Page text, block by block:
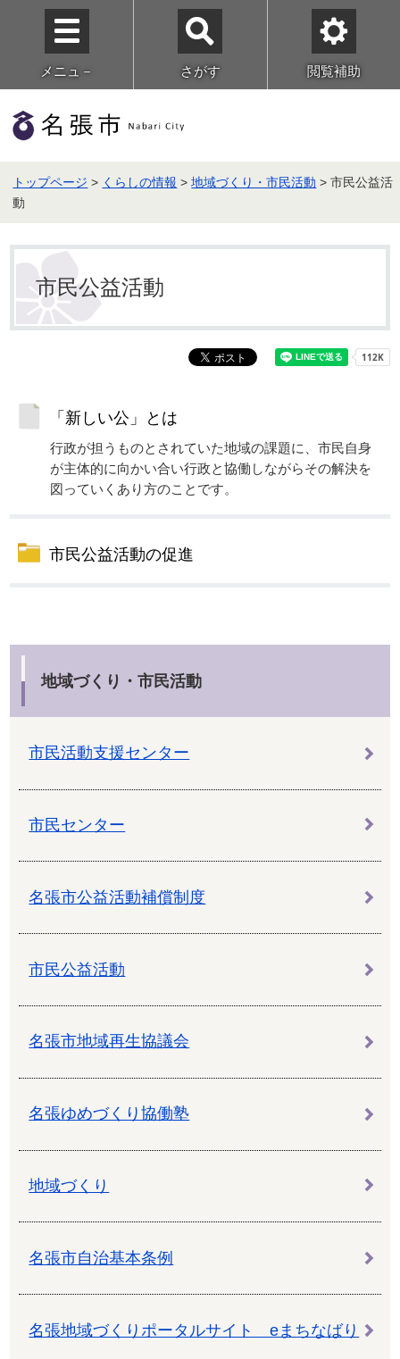
メニュ－ さがす 閲覧補助
トップページ > くらしの情報 >地域づくり・市民活動 > 市民公益活
動
市民公益活動
「新しい公」とは
行政が担うものとされていた地域の課題に、市民自身
が主体的に向かい合い行政と協働しながらその解決を
図っていくあり方のことです。
市民公益活動の促進
地域づくり・市民活動
市民活動支援センター
市民センター
名張市公益活動補償制度
市民公益活動
名張市地域再生協議会
名張ゆめづくり協働塾
地域づくり
名張市自治基本条例
名張地域づくりポータルサイト eまちなばり